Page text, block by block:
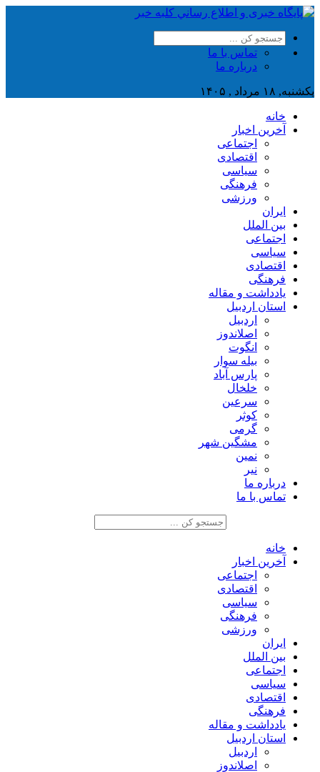
تماس با ما
درباره ما
یکشنبه, ۱۸ مرداد , ۱۴۰۵
خانه
آخرین اخبار
اجتماعی
اقتصادی
سیاسی
فرهنگی
ورزشی
ایران
بین الملل
اجتماعی
سیاسی
اقتصادی
فرهنگی
یادداشت و مقاله
استان اردبیل
اردبیل
اصلاندوز
انگوت
بیله سوار
پارس آباد
خلخال
سرعین
کوثر
گرمی
مشگین شهر
نمین
نیر
درباره ما
تماس با ما
خانه
آخرین اخبار
اجتماعی
اقتصادی
سیاسی
فرهنگی
ورزشی
ایران
بین الملل
اجتماعی
سیاسی
اقتصادی
فرهنگی
یادداشت و مقاله
استان اردبیل
اردبیل
اصلاندوز